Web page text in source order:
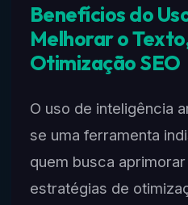
Benefícios do
Melhorar o
Otimização SEO
O uso de inteligência
se uma ferramenta
quem busca
estratégias de